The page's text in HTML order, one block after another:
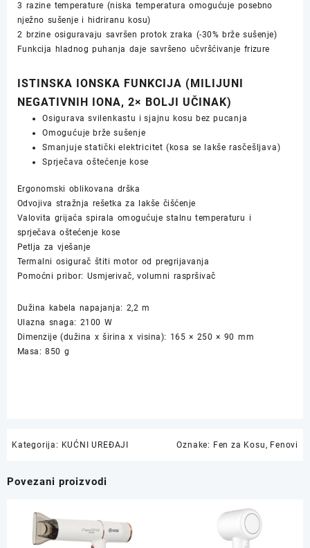
3 razine temperature (niska temperatura omogućuje posebno
nježno sušenje i hidriranu kosu)
2 brzine osiguravaju savršen protok zraka (-30% brže sušenje)
Funkcija hladnog puhanja daje savršeno učvršćivanje frizure
ISTINSKA IONSKA FUNKCIJA (MILIJUNI
NEGATIVNIH IONA, 2× BOLJI UČINAK)
Osigurava svilenkastu i sjajnu kosu bez pucanja
Omogućuje brže sušenje
Smanjuje statički elektricitet (kosa se lakše rasčešljava)
Sprječava oštećenje kose
Ergonomski oblikovana drška
Odvojiva stražnja rešetka za lakše čišćenje
Valovita grijaća spirala omogućuje stalnu temperaturu i
sprječava oštećenje kose
Petlja za vješanje
Termalni osigurač štiti motor od pregrijavanja
Pomoćni pribor: Usmjerivač, volumni raspršivač
Dužina kabela napajanja: 2,2 m
Ulazna snaga: 2100 W
Dimenzije (dužina x širina x visina): 165 × 250 × 90 mm
Masa: 850 g
Kategorija: KUĆNI UREĐAJI Oznake: Fen za Kosu, Fenovi
Povezani proizvodi